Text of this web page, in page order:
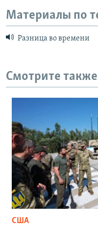
Материалы по
Разница во времени
Смотрите также
США